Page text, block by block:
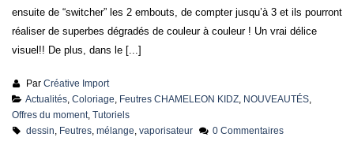
ensuite de “switcher” les 2 embouts, de compter jusqu’à 3 et ils pourront
réaliser de superbes dégradés de couleur à couleur ! Un vrai délice
visuel!! De plus, dans le [...]
Par Créative Import
Actualités, Coloriage Feutres CHAMELEON KIDZ, NOUVEAUTÉS,
Offres du moment, Tutoriels
dessin
Feutres, mélange vaporisateur 0 Commentaires